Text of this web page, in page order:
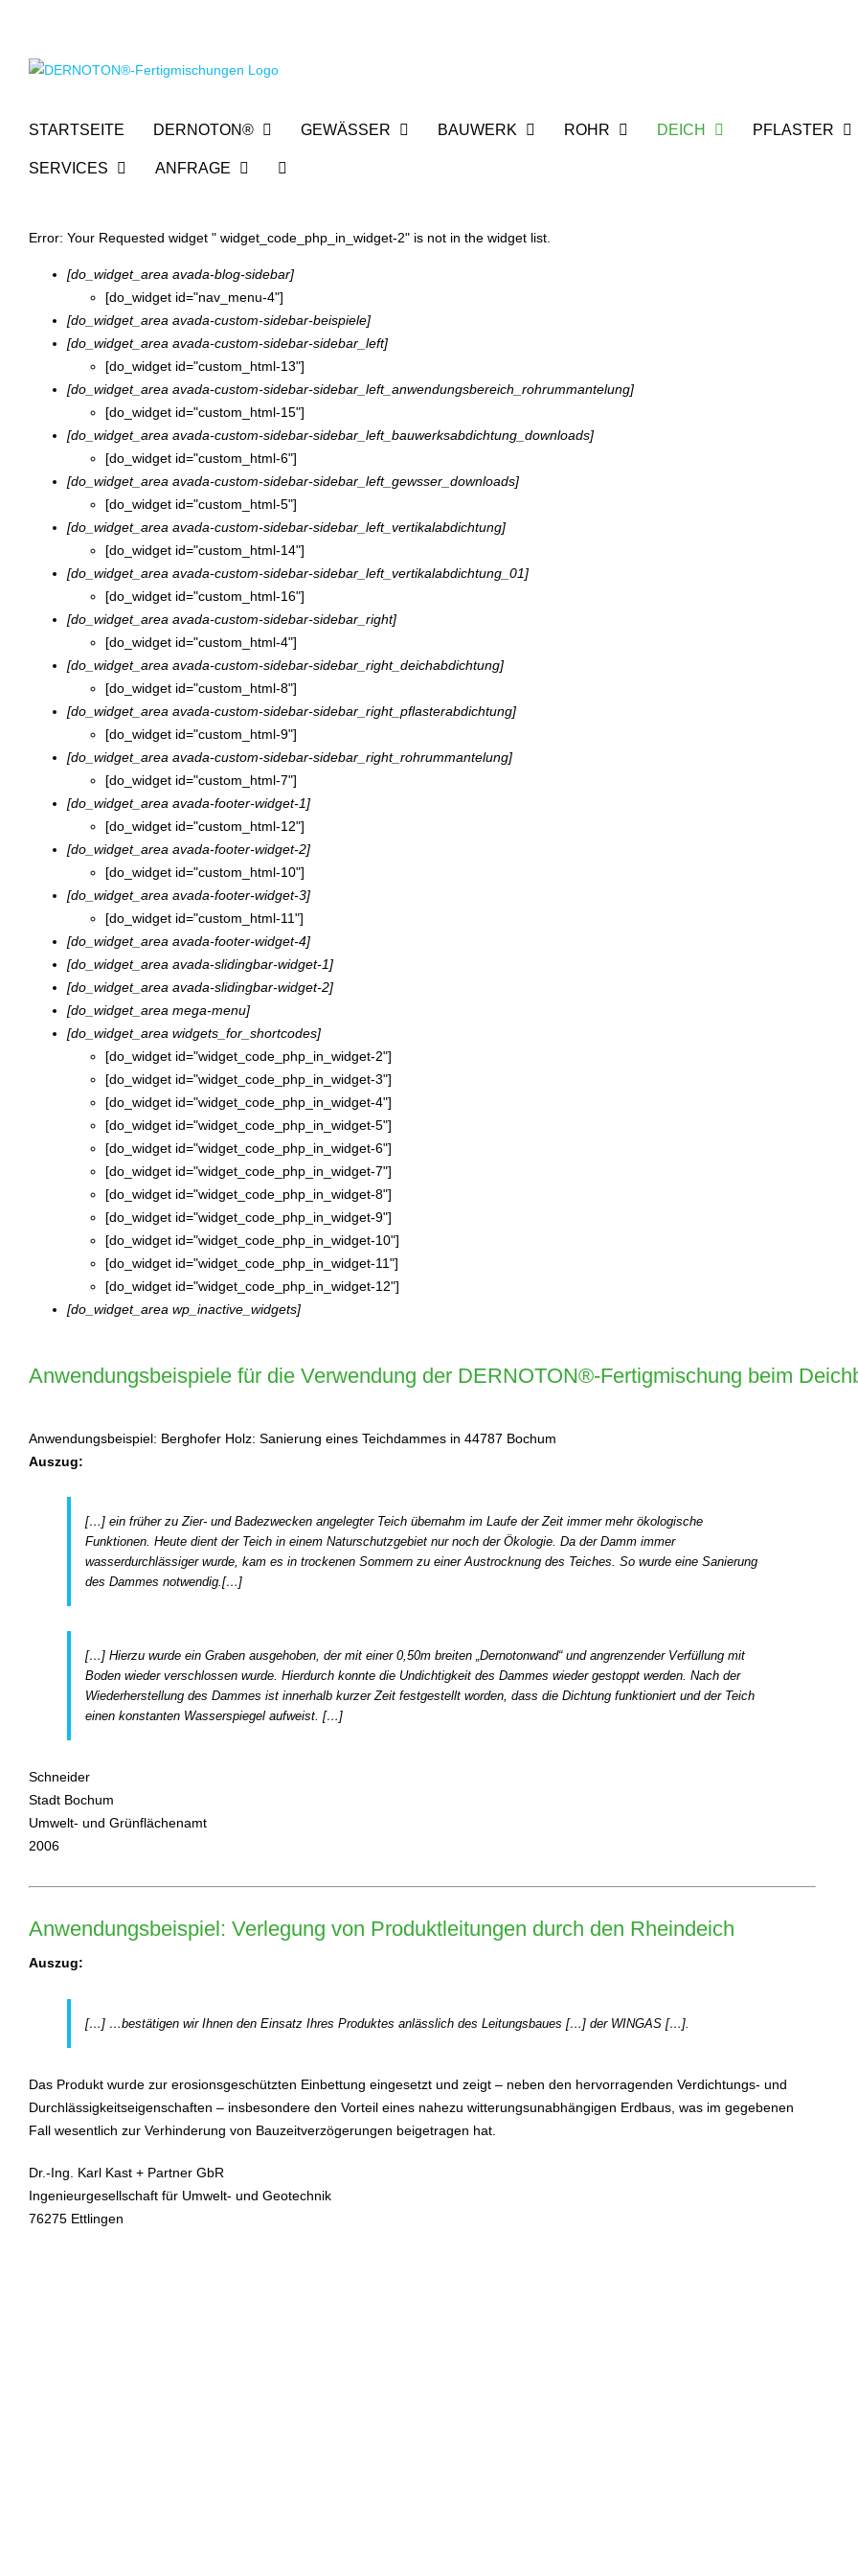
springen
STARTSEITE DERNOTON® GEWÄSSER BAUWERK ROHR DEICH PFLASTER
SERVICES ANFRAGE
Error: Your Requested widget " widget_code_php_in_widget-2" is not in the widget list.
[do_widget_area avada-blog-sidebar]
[do_widget id="nav_menu-4"]
[do_widget_area avada-custom-sidebar-beispiele]
[do_widget_area avada-custom-sidebar-sidebar_left]
[do_widget id="custom_html-13"]
[do_widget_area avada-custom-sidebar-sidebar_left_anwendungsbereich_rohrummantelung]
[do_widget id="custom_html-15"]
[do_widget_area avada-custom-sidebar-sidebar_left_bauwerksabdichtung_downloads]
[do_widget id="custom_html-6"]
[do_widget_area avada-custom-sidebar-sidebar_left_gewsser_downloads]
[do_widget id="custom_html-5"]
[do_widget_area avada-custom-sidebar-sidebar_left_vertikalabdichtung]
[do_widget id="custom_html-14"]
[do_widget_area avada-custom-sidebar-sidebar_left_vertikalabdichtung_01]
[do_widget id="custom_html-16"]
[do_widget_area avada-custom-sidebar-sidebar_right]
[do_widget id="custom_html-4"]
[do_widget_area avada-custom-sidebar-sidebar_right_deichabdichtung]
[do_widget id="custom_html-8"]
[do_widget_area avada-custom-sidebar-sidebar_right_pflasterabdichtung]
[do_widget id="custom_html-9"]
[do_widget_area avada-custom-sidebar-sidebar_right_rohrummantelung]
[do_widget id="custom_html-7"]
[do_widget_area avada-footer-widget-1]
[do_widget id="custom_html-12"]
[do_widget_area avada-footer-widget-2]
[do_widget id="custom_html-10"]
[do_widget_area avada-footer-widget-3]
[do_widget id="custom_html-11"]
[do_widget_area avada-footer-widget-4]
[do_widget_area avada-slidingbar-widget-1]
[do_widget_area avada-slidingbar-widget-2]
[do_widget_area mega-menu]
[do_widget_area widgets_for_shortcodes]
[do_widget id="widget_code_php_in_widget-2"]
[do_widget id="widget_code_php_in_widget-3"]
[do_widget id="widget_code_php_in_widget-4"]
[do_widget id="widget_code_php_in_widget-5"]
[do_widget id="widget_code_php_in_widget-6"]
[do_widget id="widget_code_php_in_widget-7"]
[do_widget id="widget_code_php_in_widget-8"]
[do_widget id="widget_code_php_in_widget-9"]
[do_widget id="widget_code_php_in_widget-10"]
[do_widget id="widget_code_php_in_widget-11"]
[do_widget id="widget_code_php_in_widget-12"]
[do_widget_area wp_inactive_widgets]
Anwendungsbeispiele für die Verwendung der DERNOTON®-Fertigmischung beim
Anwendungsbeispiel: Berghofer Holz: Sanierung eines Teichdammes in 44787 Bochum
Auszug:
[…] ein früher zu Zier- und Badezwecken angelegter Teich übernahm im Laufe der Zeit immer mehr ökologische
Funktionen. Heute dient der Teich in einem Naturschutzgebiet nur noch der Ökologie. Da der Damm immer
wasserdurchlässiger wurde, kam es in trockenen Sommern zu einer Austrocknung des Teiches. So wurde eine Sanierung
des Dammes notwendig.[…]
[…] Hierzu wurde ein Graben ausgehoben, der mit einer 0,50m breiten „Dernotonwand“ und angrenzender Verfüllung mit
Boden wieder verschlossen wurde. Hierdurch konnte die Undichtigkeit des Dammes wieder gestoppt werden. Nach der
Wiederherstellung des Dammes ist innerhalb kurzer Zeit festgestellt worden, dass die Dichtung funktioniert und der Teich
einen konstanten Wasserspiegel aufweist. […]
Schneider
Stadt Bochum
Umwelt- und Grünflächenamt
2006
Anwendungsbeispiel: Verlegung von Produktleitungen durch den Rheindeich
Auszug:
[…] …bestätigen wir Ihnen den Einsatz Ihres Produktes anlässlich des Leitungsbaues […] der WINGAS […].
Das Produkt wurde zur erosionsgeschützten Einbettung eingesetzt und zeigt – neben den hervorragenden Verdichtungs- und
Durchlässigkeitseigenschaften – insbesondere den Vorteil eines nahezu witterungsunabhängigen Erdbaus, was im gegebenen
Fall wesentlich zur Verhinderung von Bauzeitverzögerungen beigetragen hat.
Dr.-Ing. Karl Kast + Partner GbR
Ingenieurgesellschaft für Umwelt- und Geotechnik
76275 Ettlingen